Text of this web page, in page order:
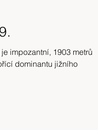
impozantní, 1903 metrů
dominantu jižního